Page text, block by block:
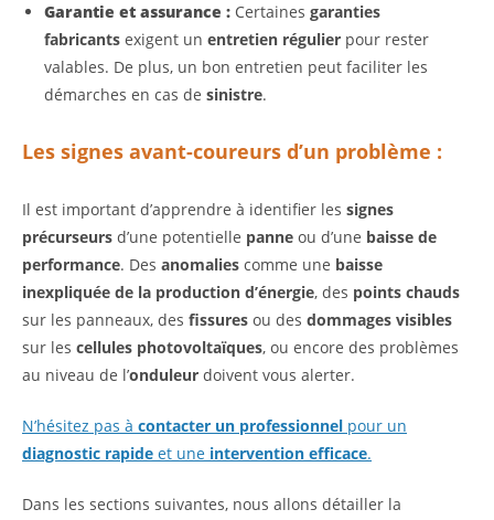
Garantie et assurance : Certaines garanties
fabricants exigent un entretien régulier pour rester
valables. De plus, un bon entretien peut faciliter les
démarches en cas de sinistre.
Les signes avant-coureurs d’un problème :
Il est important d’apprendre à identifier les signes
précurseurs d’une potentielle panne ou d’une baisse de
performance. Des anomalies comme une baisse
inexpliquée de la production d’énergie, des points chauds
sur les panneaux, des fissures ou des dommages visibles
sur les cellules photovoltaïques, ou encore des problèmes
au niveau de l’onduleur doivent vous alerter.
N’hésitez pas à contacter un professionnel pour un
diagnostic rapide et une intervention efficace.
Dans les sections suivantes, nous allons détailler la